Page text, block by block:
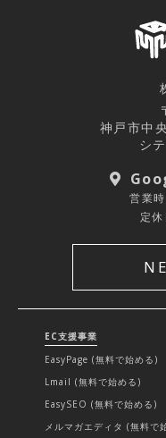
神戸市中
シ
営業
定
EC支援事業
EasyPage (無料で始める)
Lmail (無料で始める)
EasySEO (無料で始める)
メルマガエディタ (無料で